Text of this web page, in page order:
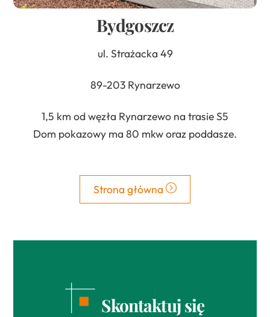
Bydgoszcz
ul. Strażacka 49
89-203 Rynarzewo
1,5 km od węzła Rynarzewo na trasie S5
Dom pokazowy ma 80 mkw oraz poddasze.
Strona główna
Skontaktuj się